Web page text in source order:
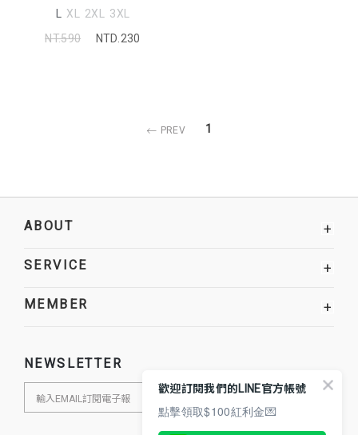
碼上衣
L XL 2XL 3XL
NT.590
NTD.230
PREV 1
ABOUT +
SERVICE +
MEMBER +
NEWSLETTER
歡迎訂閱我們的LINE官方帳號
點擊領取$100紅利金💌